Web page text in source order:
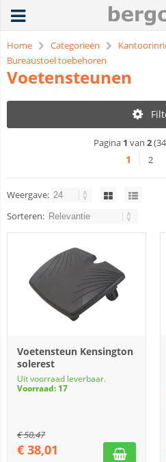
Home Categorieën
Bureaustoel toebehoren
Voetensteunen
Pagina 1 van 2
1 2
Weergave:
Sorteren:
Voetensteun Kensington
solerest
Uit voorraad leverbaar.
Voorraad: 17
€50,47
€ 38,01